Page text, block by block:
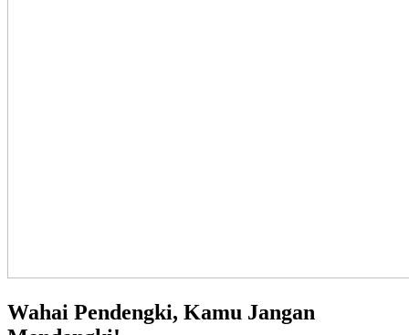
Wahai Pendengki, Kamu Jangan